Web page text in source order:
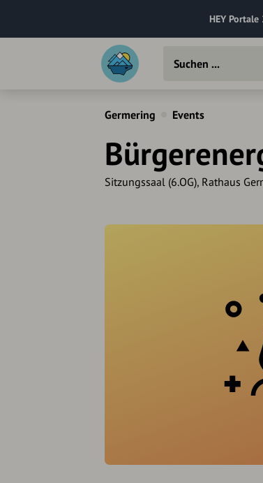
HEY Portale
Germering Events
Sitzungssaal (6.OG), Rathaus